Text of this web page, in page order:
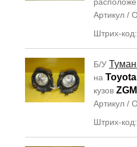
Артикул /
Штрих-
Б/У
на
кузов
Артикул /
Штрих-